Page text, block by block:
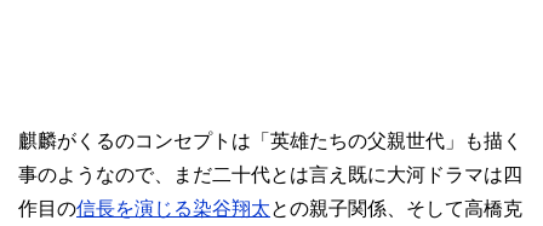
麒麟がくるのコンセプトは「英雄たちの父親世代」も描く
事のようなので、まだ二十代とは言え既に大河ドラマは四
作目の信長を演じる染谷翔太との親子関係、そして高橋克